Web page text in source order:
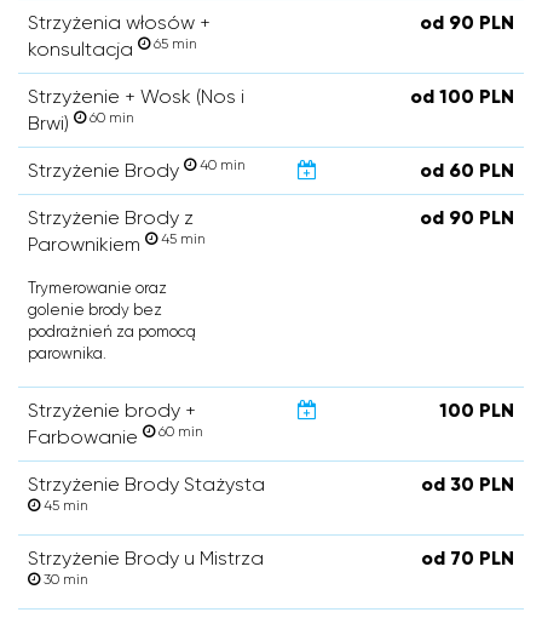
Strzyżenia włosów +
konsultacja
65 min
od 90 PLN
Strzyżenie + Wosk (Nos i
Brwi)
60 min
od 100 PLN
Strzyżenie Brody 40 min od 60 PLN
Strzyżenie Brody z
Parownikiem
45 min
od 90 PLN
Trymerowanie oraz
golenie brody bez
podrażnień za pomocą
parownika.
Strzyżenie brody +
Farbowanie
60 min
100 PLN
Strzyżenie Brody Stażysta
45 min
od 30 PLN
Strzyżenie Brody u Mistrza
30 min
od 70 PLN